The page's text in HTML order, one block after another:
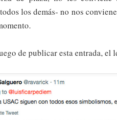
los demás- no nos
de publicar esta entrada, el